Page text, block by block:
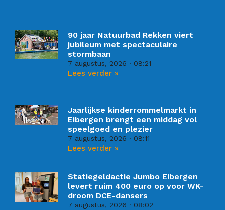
90 jaar Natuurbad Rekken viert
jubileum met spectaculaire
stormbaan
7 augustus, 2026 08:21
Lees verder »
Jaarlijkse kinderrommelmarkt in
Eibergen brengt een middag vol
speelgoed en plezier
7 augustus, 2026 08:11
Lees verder »
Statiegeldactie Jumbo Eibergen
levert ruim 400 euro op voor WK-
droom DCE-dansers
7 augustus, 2026 08:02